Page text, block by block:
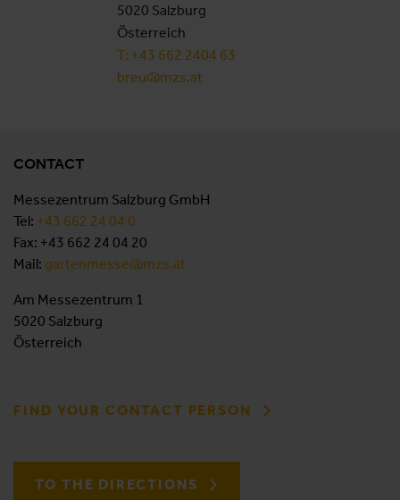
5020 Salzburg
Österreich
T: +43 662 2404 63
breu@mzs.at
CONTACT
Messezentrum Salzburg GmbH
Tel: +43 662 24 04 0
Fax: +43 662 24 04 20
Mail: gartenmesse@mzs.at
Am Messezentrum 1
5020 Salzburg
Österreich
FIND YOUR CONTACT PERSON
TO THE DIRECTIONS